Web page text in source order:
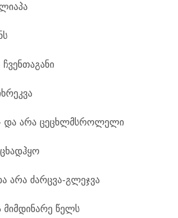
და არა ცეცხლმსროლელი
არა ძარცვა-გლეჯვა
წელს